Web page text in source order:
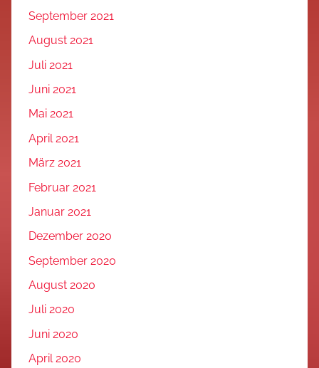
September 2021
August 2021
Juli 2021
Juni 2021
Mai 2021
April 2021
März 2021
Februar 2021
Januar 2021
Dezember 2020
September 2020
August 2020
Juli 2020
Juni 2020
April 2020